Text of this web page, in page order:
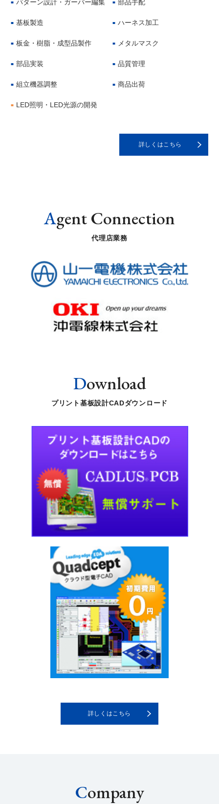
■ パターン設計・ガーバー編集 ■ 部品手配
■ 基板製造 ■ ハーネス加工
■ 板金・樹脂・成型品製作 ■ メタルマスク
■ 部品実装 ■ 品質管理
■ 組立機器調整 ■ 商品出荷
■ LED照明・LED光源の開発
詳しくはこちら
Agent Connection
代理店業務
Download
プリント基板設計CADダウンロード
詳しくはこちら
Company